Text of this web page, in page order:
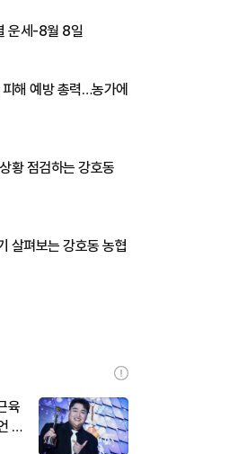
운세-8월 8일
해 예방 총력…농가에
황 점검하는 강호동
살펴보는 강호동 농협
육
김